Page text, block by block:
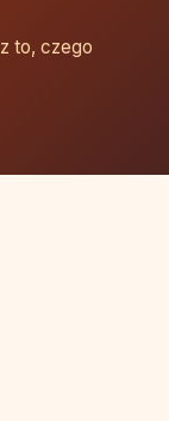
to, czego